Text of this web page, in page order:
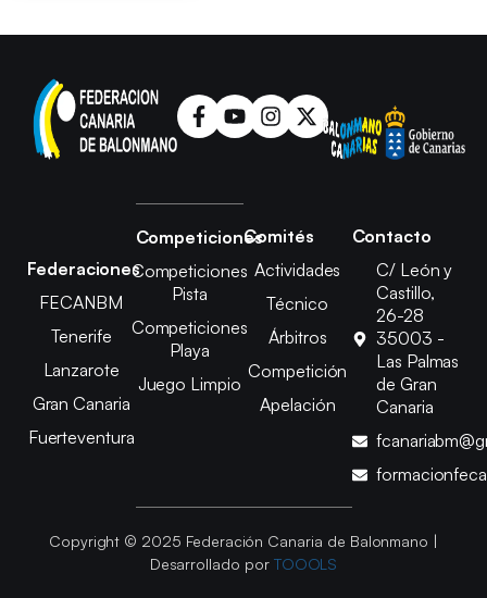
Federaciones
FECANBM
Tenerife
Lanzarote
Gran Canaria
Fuerteventura
Competiciones
Competiciones
Pista
Competiciones
Playa
Juego Limpio
Comités
Actividades
Técnico
Árbitros
Competición
Apelación
Contacto
C/ León y
Castillo,
26-28
35003 -
Las Palmas
de Gran
Canaria
Copyright © 2025 Federación Canaria de Balonmano |
Desarrollado por TOOOLS